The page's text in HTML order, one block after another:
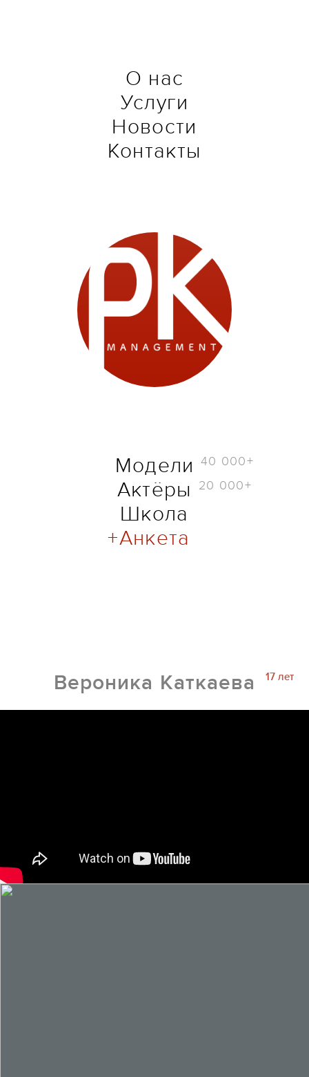
О нас
Услуги
Новости
Контакты
Модели 40 000+
Актёры 20 000+
Школа
Анкета
Вероника Каткаева 17 лет